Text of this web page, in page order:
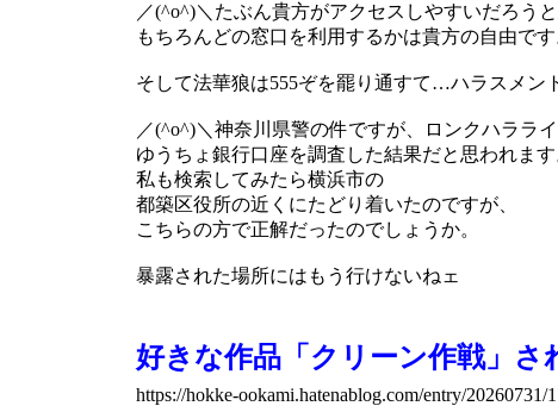
／(^o^)＼たぶん貴方がアクセスしやすいだろう
もちろんどの窓口を利用するかは貴方の自由です
そして法華狼は555ぞを罷り通すて…ハラスメン
／(^o^)＼神奈川県警の件ですが、ロンクハララ
ゆうちょ銀行口座を調査した結果だと思われます
私も検索してみたら横浜市の
都築区役所の近くにたどり着いたのですが、
こちらの方で正解だったのでしょうか。
暴露された場所にはもう行けないねェ
好きな作品「クリーン作戦」さ
https://hokke-ookami.hatenablog.com/entry/20260731/